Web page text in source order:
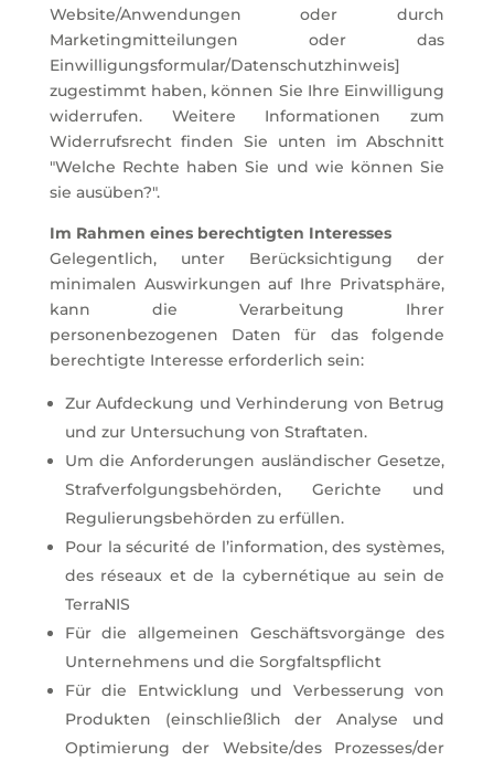
Website/Anwendungen oder durch
Marketingmitteilungen oder das
Einwilligungsformular/Datenschutzhinweis]
zugestimmt haben, können Sie Ihre Einwilligung
widerrufen. Weitere Informationen zum
Widerrufsrecht finden Sie unten im Abschnitt
"Welche Rechte haben Sie und wie können Sie
sie ausüben?".
Im Rahmen eines berechtigten Interesses
Gelegentlich, unter Berücksichtigung der
minimalen Auswirkungen auf Ihre Privatsphäre,
kann die Verarbeitung Ihrer
personenbezogenen Daten für das folgende
berechtigte Interesse erforderlich sein:
Zur Aufdeckung und Verhinderung von Betrug
und zur Untersuchung von Straftaten.
Um die Anforderungen ausländischer Gesetze,
Strafverfolgungsbehörden, Gerichte und
Regulierungsbehörden zu erfüllen.
Pour la sécurité de l’information, des systèmes,
des réseaux et de la cybernétique au sein de
TerraNIS
Für die allgemeinen Geschäftsvorgänge des
Unternehmens und die Sorgfaltspflicht
Für die Entwicklung und Verbesserung von
Produkten (einschließlich der Analyse und
Optimierung der Website/des Prozesses/der